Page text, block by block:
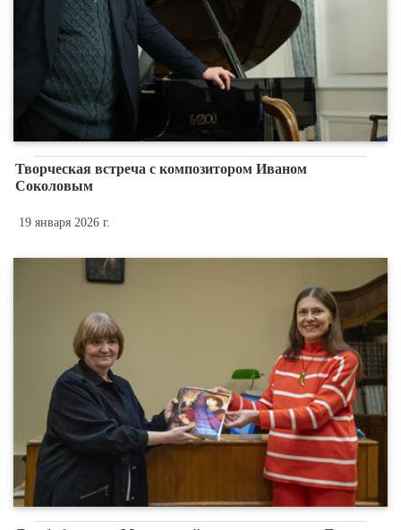
Творческая встреча с композитором Иваном
Соколовым
19 января 2026 г.